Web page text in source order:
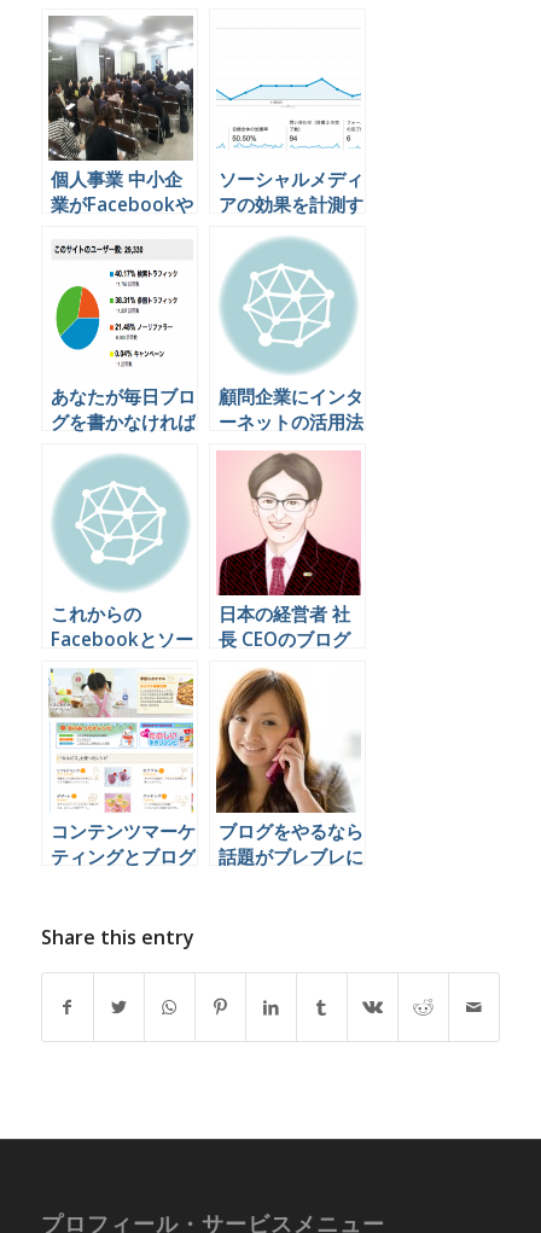
個人事業 中小企
業がFacebookや
事を呼び込むため
には？
ソーシャルメディ
アの効果を計測す
る 売上 集客への
貢献度
あなたが毎日ブロ
グを書かなければ
いけない3つの理
由
顧問企業にインタ
ーネットの活用法
を伝えたいならお
手伝いします
これからの
Facebookとソー
シャルメディア
大阪
日本の経営者 社
長 CEOのブログ
まとめ
コンテンツマーケ
ティングとブログ
ブログをやるなら
話題がブレブレに
Share this entry
プロフィール・サービスメニュー